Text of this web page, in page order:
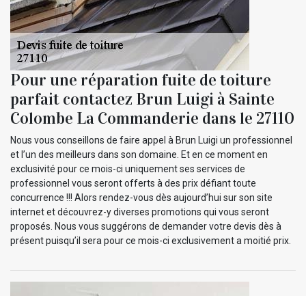
Pour une réparation fuite de toiture
parfait contactez Brun Luigi à Sainte
Colombe La Commanderie dans le 27110
Nous vous conseillons de faire appel à Brun Luigi un professionnel
et l’un des meilleurs dans son domaine. Et en ce moment en
exclusivité pour ce mois-ci uniquement ses services de
professionnel vous seront offerts à des prix défiant toute
concurrence !!! Alors rendez-vous dès aujourd’hui sur son site
internet et découvrez-y diverses promotions qui vous seront
proposés. Nous vous suggérons de demander votre devis dès à
présent puisqu’il sera pour ce mois-ci exclusivement a moitié prix.